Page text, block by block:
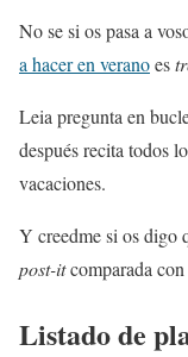
No se si os pasa a
a hacer en veranoes
Leia pregunta en
después recita todos
vacaciones.
Y creedme si os digo
post-itcomparada
Listado de